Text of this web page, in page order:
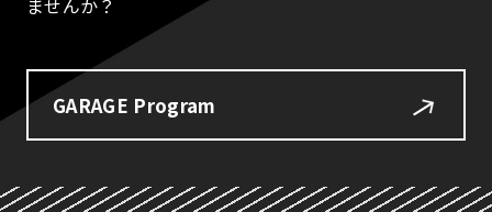
ませんか？
GARAGE Program